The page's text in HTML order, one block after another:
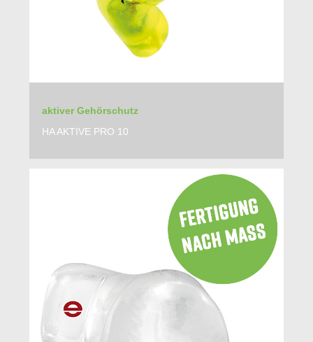
aktiver Gehörschutz
HA AKTIVE PRO 10